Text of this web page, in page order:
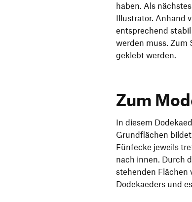
haben. Als
Illustrator. Anhand
entsprechend
werden muss. Zum
geklebt werden.
Zum
In diesem
Grundflächen
Fünfecke jeweils
nach innen. Durch
stehenden Flächen
Dodekaeders und